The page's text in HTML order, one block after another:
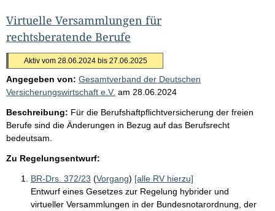
Virtuelle Versammlungen für
rechtsberatende Berufe
Aktiv vom 28.06.2024 bis 27.06.2025
Angegeben von: Gesamtverband der Deutschen
Versicherungswirtschaft e.V. am 28.06.2024
Beschreibung: Für die Berufshaftpflichtversicherung der freien
Berufe sind die Änderungen in Bezug auf das Berufsrecht
bedeutsam.
Zu Regelungsentwurf:
BR-Drs. 372/23 (Vorgang) [alle RV hierzu]
Entwurf eines Gesetzes zur Regelung hybrider und
virtueller Versammlungen in der Bundesnotarordnung, der